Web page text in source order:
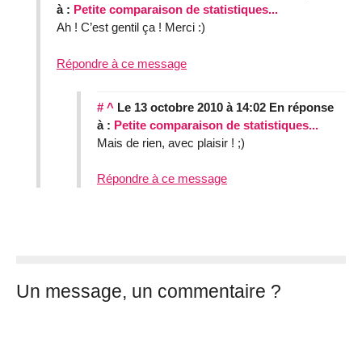
à : Petite comparaison de statistiques...
Ah ! C’est gentil ça ! Merci :)
Répondre à ce message
# ^ Le 13 octobre 2010 à 14:02 En réponse
à : Petite comparaison de statistiques...
Mais de rien, avec plaisir ! ;)
Répondre à ce message
Un message, un commentaire ?